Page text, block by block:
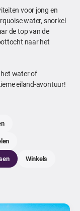
voor jong en
water, snorkel
de top van de
naar het
het water of
eiland-avontuur!
Winkels